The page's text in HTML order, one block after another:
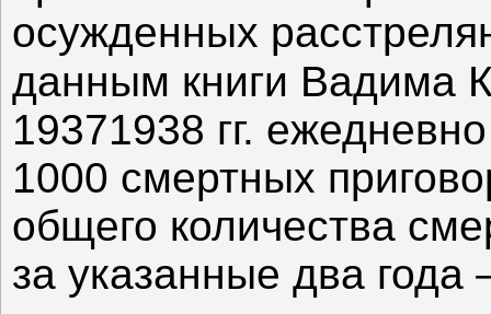
осужденных
данным книги Вадима
19371938 гг.
1000 смертных
общего количества
за указанные два года